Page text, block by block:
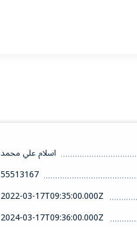
اسلام علي محمد
55513167
2022-03-17T09:35:00.000Z
2024-03-17T09:36:00.000Z